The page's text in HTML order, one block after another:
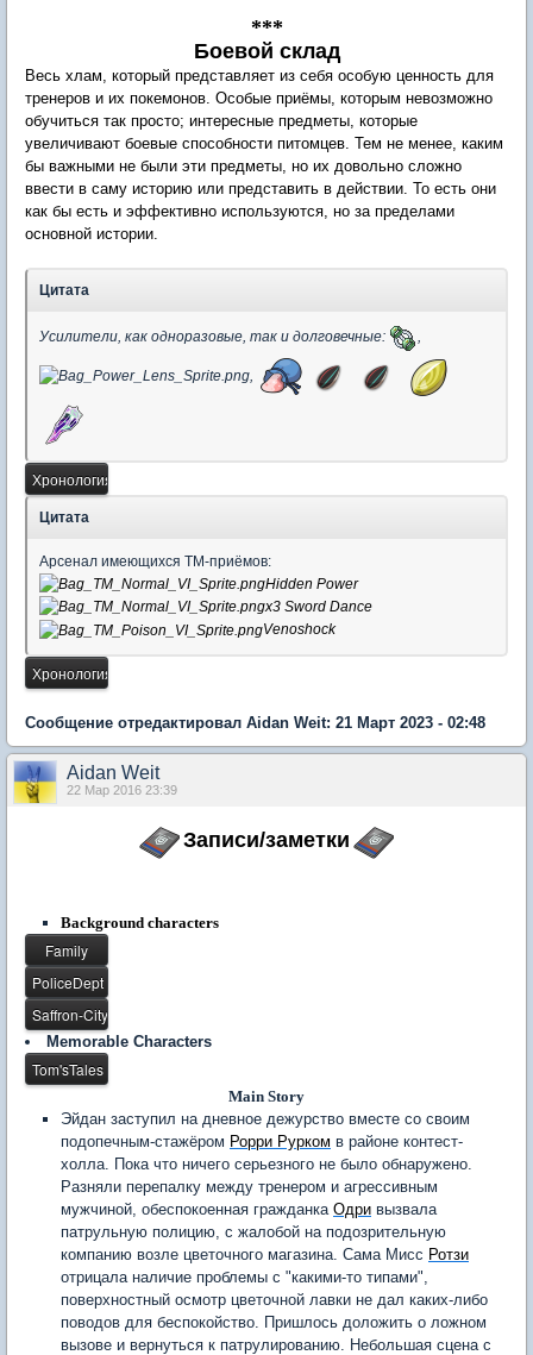
***
Боевой склад
Весь хлам, который представляет из себя особую ценность для
тренеров и их покемонов. Особые приёмы, которым невозможно
обучиться так просто; интересные предметы, которые
увеличивают боевые способности питомцев. Тем не менее, каким
бы важными не были эти предметы, но их довольно сложно
ввести в саму историю или представить в действии. То есть они
как бы есть и эффективно используются, но за пределами
основной истории.
Цитата
Усилители, как одноразовые, так и долговечные: ,
,
Цитата
Арсенал имеющихся ТМ-приёмов:
Hidden Power
х3 Sword Dance
Venoshock
Сообщение отредактировал Aidan Weit: 21 Март 2023 - 02:48
Aidan Weit
22 Мар 2016 23:39
Записи/заметки
Background characters
Memorable Characters
Main Story
Эйдан заступил на дневное дежурство вместе со своим
подопечным-стажёром Рорри Рурком в районе контест-
холла. Пока что ничего серьезного не было обнаружено.
Разняли перепалку между тренером и агрессивным
мужчиной, обеспокоенная гражданка Одри вызвала
патрульную полицию, с жалобой на подозрительную
компанию возле цветочного магазина. Сама Мисс Ротзи
отрицала наличие проблемы с "какими-то типами",
поверхностный осмотр цветочной лавки не дал каких-либо
поводов для беспокойство. Пришлось доложить о ложном
вызове и вернуться к патрулированию. Небольшая сцена с